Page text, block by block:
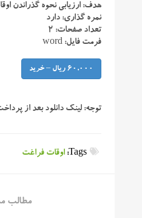
هدف: ارزیابی نحوه گذراندن
نمره گذاری: دارد
تعداد صفحات: ۲
فرمت فایل: word
60,000 ریال – خرید
توجه: لینک دانلود بعد از
Tags: اوقات فراغت
مطالب